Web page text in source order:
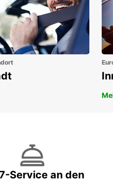
Service an den